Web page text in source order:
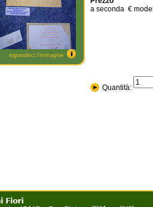
ingrandisci l'immagine
a seconda €
Quantità: